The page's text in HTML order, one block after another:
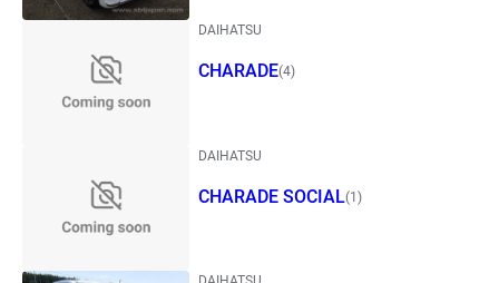
DAIHATSU
CHARADE(4)
DAIHATSU
CHARADE SOCIAL(1)